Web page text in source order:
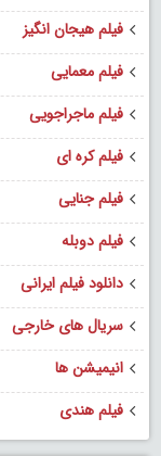
فیلم هیجان انگیز
فیلم معمایی
فیلم ماجراجویی
فیلم کره ای
فیلم جنایی
فیلم دوبله
دانلود فیلم ایرانی
سریال های خارجی
انیمیشن ها
فیلم هندی